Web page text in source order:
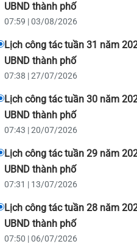
UBND thành phố
07:59 | 03/08/2026
Lịch công tác tuần 31 năm
UBND thành phố
07:38 | 27/07/2026
Lịch công tác tuần 30 năm
UBND thành phố
07:43 | 20/07/2026
Lịch công tác tuần 29 năm
UBND thành phố
07:31 | 13/07/2026
Lịch công tác tuần 28 năm
UBND thành phố
07:50 | 06/07/2026